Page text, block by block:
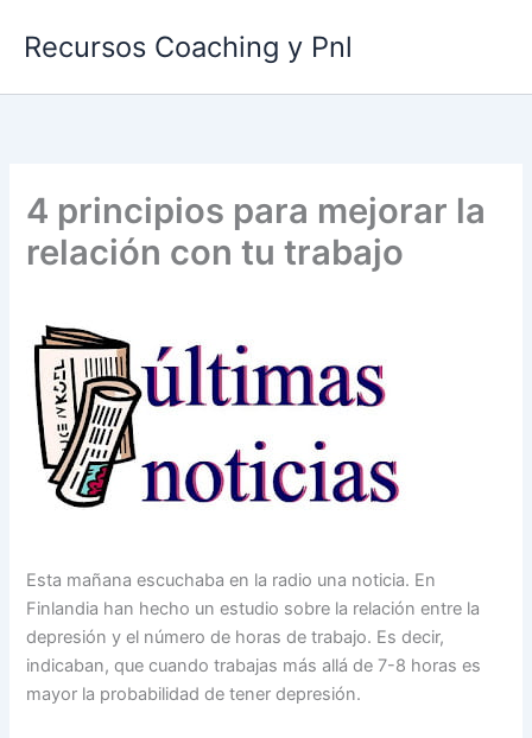
Recursos Coaching y Pnl
4 principios para mejorar la
relación con tu trabajo
Esta mañana escuchaba en la radio una noticia. En
Finlandia han hecho un estudio sobre la relación entre la
depresión y el número de horas de trabajo. Es decir,
indicaban, que cuando trabajas más allá de 7-8 horas es
mayor la probabilidad de tener depresión.